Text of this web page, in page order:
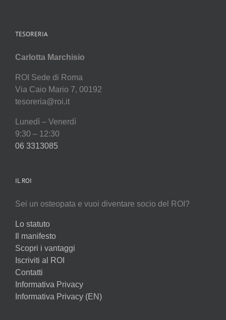
TESORERIA
Carlotta Marchisio
ROI Sede di Roma
Via Caio Mario 7, 00192
tesoreria@roi.it
Lunedì – Venerdì
9:30 – 12:30
06 3313085
IL ROI
Sei un osteopata e vuoi diventare socio del ROI?
Lo statuto
Il manifesto
Scopri i vantaggi
Iscriviti al ROI
Contatti
Informativa Privacy
Informativa Privacy (EN)